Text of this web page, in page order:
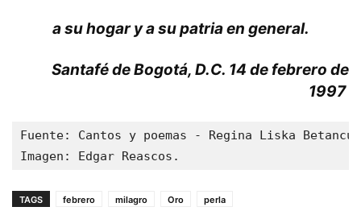
a su hogar y a su patria en general.
Santafé de Bogotá, D.C. 14 de febrero de
1997
Fuente: Cantos y poemas - Regina Liska
Imagen: Edgar Reascos.
TAGS febrero milagro Oro perla